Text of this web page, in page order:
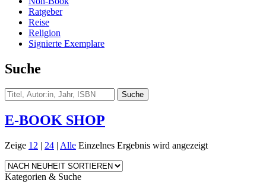
Ratgeber
Reise
Religion
Signierte Exemplare
Suche
E-BOOK SHOP
Zeige 12 | 24 | Alle Einzelnes Ergebnis wird angezeigt
Kategorien & Suche